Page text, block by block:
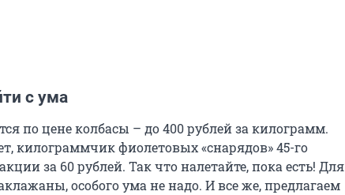
с ума
по цене колбасы – до 400 рублей за килограмм.
килограммчик фиолетовых «снарядов» 45-го
за 60 рублей. Так что налетайте, пока есть! Для
особого ума не надо. И все же, предлагаем